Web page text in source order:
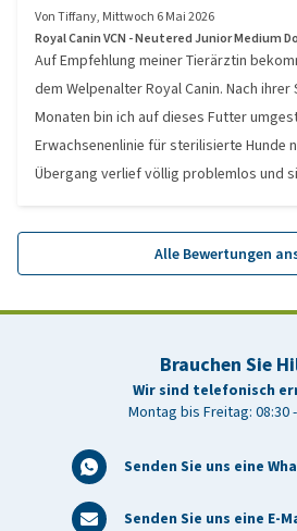
VonTiffany, Mittwoch 6 Mai 2026
Royal Canin VCN - Neutered Junior Medium
Auf Empfehlung meiner Tierärztin
dem Welpenalter Royal Canin. Nach
Monaten bin ich auf dieses Futter
Erwachsenenlinie für sterilisierte Hunde
Übergang verlief völlig problemlos und
Alle Bewertungen
Brauchen Sie
Wir sind telefonisch
Montag bis Freitag: 08:30
Senden Sie uns eine
Senden Sie uns eine E-